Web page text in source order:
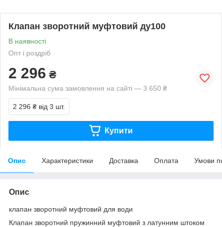
Клапан зворотний муфтовий ду100
В наявності
Опт і роздріб
2 296 ₴
Мінімальна сума замовлення на сайті — 3 650 ₴
2 296 ₴ від 3 шт.
Купити
Опис Характеристики Доставка Оплата Умови
Опис
клапан зворотний муфтовий для води
Клапан зворотний пружинний муфтовий з латунним штоком